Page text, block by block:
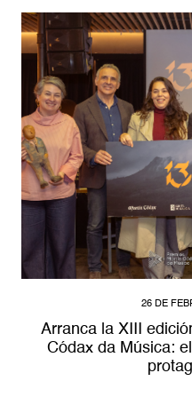
26 DE
Arranca la XIII
Códax da Música: